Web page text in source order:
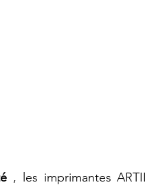
, les imprimantes